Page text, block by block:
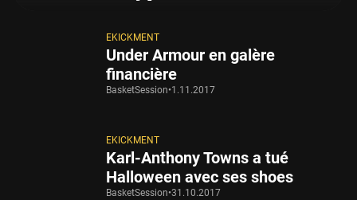
EKICKMENT
Under Armour en galère
financière
BasketSession•1.11.2017
EKICKMENT
Karl-Anthony Towns a tué
Halloween avec ses shoes
BasketSession•31.10.2017